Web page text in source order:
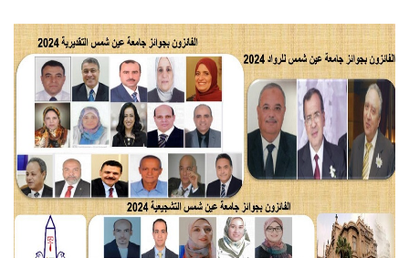
الأنظمة الذكية
الإعلام
تواصل معنا
الطلاب
هيئة التدريس